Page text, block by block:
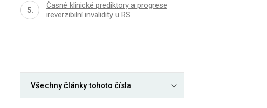
Časné klinické prediktory a progrese
ireverzibilní invalidity u RS
Všechny články tohoto čísla